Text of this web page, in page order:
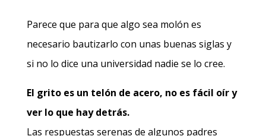
Parece que para que algo sea molón es
necesario bautizarlo con unas buenas siglas y
si no lo dice una universidad nadie se lo cree.
El grito es un telón de acero, no es fácil oír y
ver lo que hay detrás.
Las respuestas serenas de algunos padres